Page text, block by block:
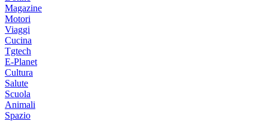
Magazine
Motori
Viaggi
Cucina
Tgtech
E-Planet
Cultura
Salute
Scuola
Animali
Spazio